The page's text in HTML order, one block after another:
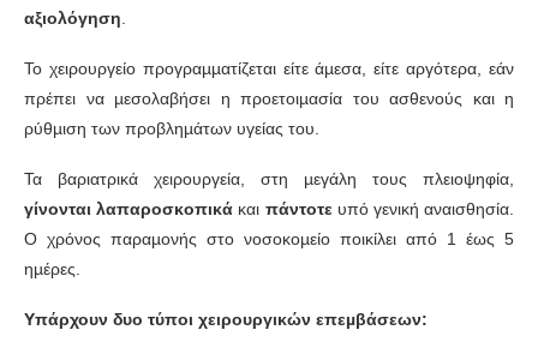
αξιολόγηση.
Το χειρουργείο προγραµµατίζεται είτε άµεσα, είτε αργότερα, εάν
πρέπει να µεσολαβήσει η προετοιµασία του ασθενούς και η
ρύθµιση των προβληµάτων υγείας του.
Τα βαριατρικά χειρουργεία, στη µεγάλη τους πλειοψηφία,
γίνονται λαπαροσκοπικά και πάντοτευπό γενική αναισθησία.
Ο χρόνος παραµονής στο νοσοκοµείο ποικίλει από 1 έως 5
ηµέρες.
Υπάρχουν δυο τύποι χειρουργικών επεµβάσεων: